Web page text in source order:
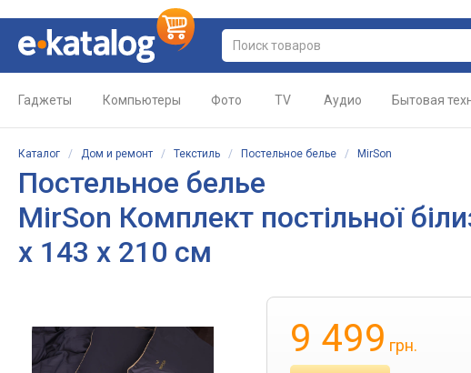
Гаджеты Компьютеры Фото TV Аудио Бытовая
Каталог / Дом и ремонт / Текстиль / Постельное белье / MirSon
Постельное белье
MirSon Комплект постільної
x 143 x 210 см
9 499 грн.